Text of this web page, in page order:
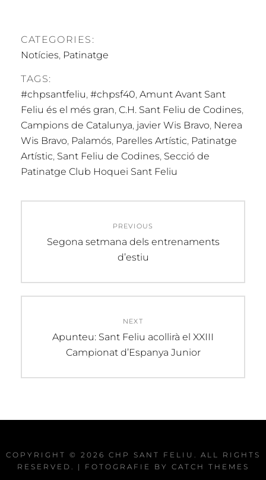
CATEGORIES:
Notícies, Patinatge
TAGS:
#chpsantfeliu, #chpsf40, Amunt Avant Sant
Feliu és el més gran, C.H. Sant Feliu de Codines,
Campions de Catalunya, javier Wis Bravo, Nerea
Wis Bravo, Palamós, Parelles Artístic, Patinatge
Artístic, Sant Feliu de Codines, Secció de
Patinatge Club Hoquei Sant Feliu
d'entrades
PREVIOUS
Previous
Segona setmana dels entrenaments
d’estiu
NEXT
Next
post:
Apunteu: Sant Feliu acollirà el XXIII
Campionat d’Espanya Junior
COPYRIGHT © 2026 CHP SANT FELIU . ALL RIGHTS
RESERVED. | FOTOGRAFIE BY CATCH THEMES